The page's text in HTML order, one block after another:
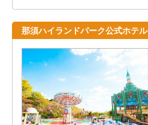
那須ハイランドパーク公式ホテル